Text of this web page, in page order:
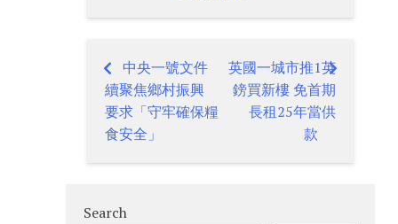
Post
navigation
中央一號文件
續聚焦鄉村振興
要求「守牢確保糧
食安全」
英國一城市推1英
鎊買新樓 免首期
長租25年當供
款
Search